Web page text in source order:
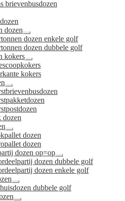
brievenbusdozen
dozen
Submenu
uitvouwen
dozen enkele golf
dozen dubbele golf
kokers
Submenu
uitvouwen
kokers
Submenu
uitvouwen
dozen
Submenu
uitvouwen
dozen
dozen
dozen op=op
Submenu
uitvouwen
dozen dubbele golf
dozen enkele golf
Submenu
uitvouwen
dubbele golf